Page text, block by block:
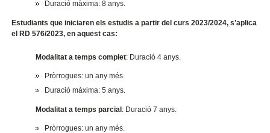
Duració màxima: 8 anys.
Estudiants que iniciaren els estudis a partir del curs 2023/2024, s’aplica
el RD 576/2023, en aquest cas:
Modalitat a temps complet: Duració 4 anys.
Pròrrogues: un any més.
Duració màxima: 5 anys.
Modalitat a temps parcial : Duració 7 anys.
Pròrrogues: un any més.